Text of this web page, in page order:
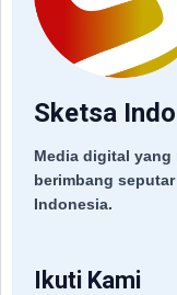
Sketsa
Media digital yang
berimbang
Indonesia.
Ikuti Kami